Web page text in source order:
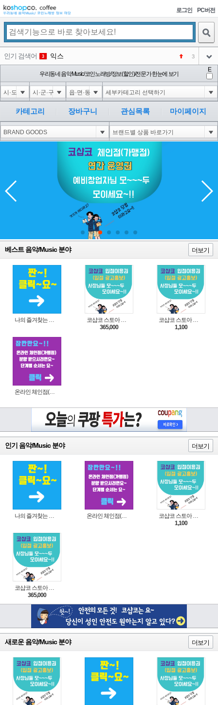
로그인 PC버전
인기 검색어 3 익스 3
4 미끄럼방지
아이콘
5 Innovative Skincare Clinical
아이콘
6 대성설렁탕
아이콘
-16
1 1
아이콘
0
코샵
우리동네 음악Music/코인노래방/정보(할인)/전문가 한눈에 보기
E
카테고리 장바구니 관심목록 마이페이지
베스트 음악/Music 분야 더보기
나의 즐겨찾는 상품 리스트로 편리하게 주문하세요~(쿠팡 다이나믹 배너)
코샵코 스토아 입점 1년 이용권
365,000
코샵코 스토아 입점 1일 이용권
1,100
온라인 체인점(가맹점) 분양순서(필독)
인기 음악/Music 분야 더보기
나의 즐겨찾는 상품 리스트로 편리하게 주문하세요~(쿠팡 다이나믹 배너) 온라인 체인점(가맹점) 분양순서(필독)
코샵코 스토아 입점 1일 이용권
1,100
코샵코 스토아 입점 1년 이용권
365,000
새로운 음악/Music 분야 더보기